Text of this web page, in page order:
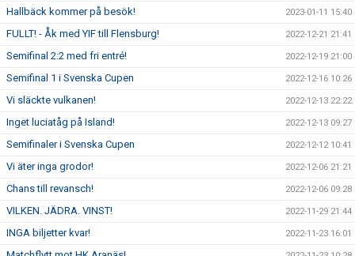
Hallbäck kommer på besök! 2023-01-11 15:40
FULLT! - Åk med YIF till Flensburg! 2022-12-21 21:41
Semifinal 2:2 med fri entré! 2022-12-19 21:00
Semifinal 1 i Svenska Cupen 2022-12-16 10:26
Vi släckte vulkanen! 2022-12-13 22:22
Inget luciatåg på Island! 2022-12-13 09:27
Semifinaler i Svenska Cupen 2022-12-12 10:41
Vi äter inga grodor! 2022-12-06 21:21
Chans till revansch! 2022-12-06 09:28
VILKEN. JÄDRA. VINST! 2022-11-29 21:44
INGA biljetter kvar! 2022-11-23 16:01